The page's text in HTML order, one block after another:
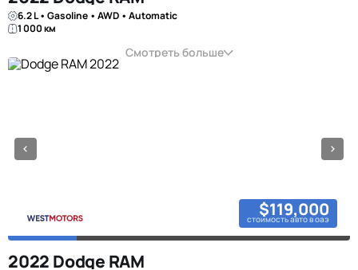
6.2 L • Gasoline • AWD • Automatic
1 000 км
Смотреть больше
$119,000
стоимость авто в оаэ
2022 Dodge RAM